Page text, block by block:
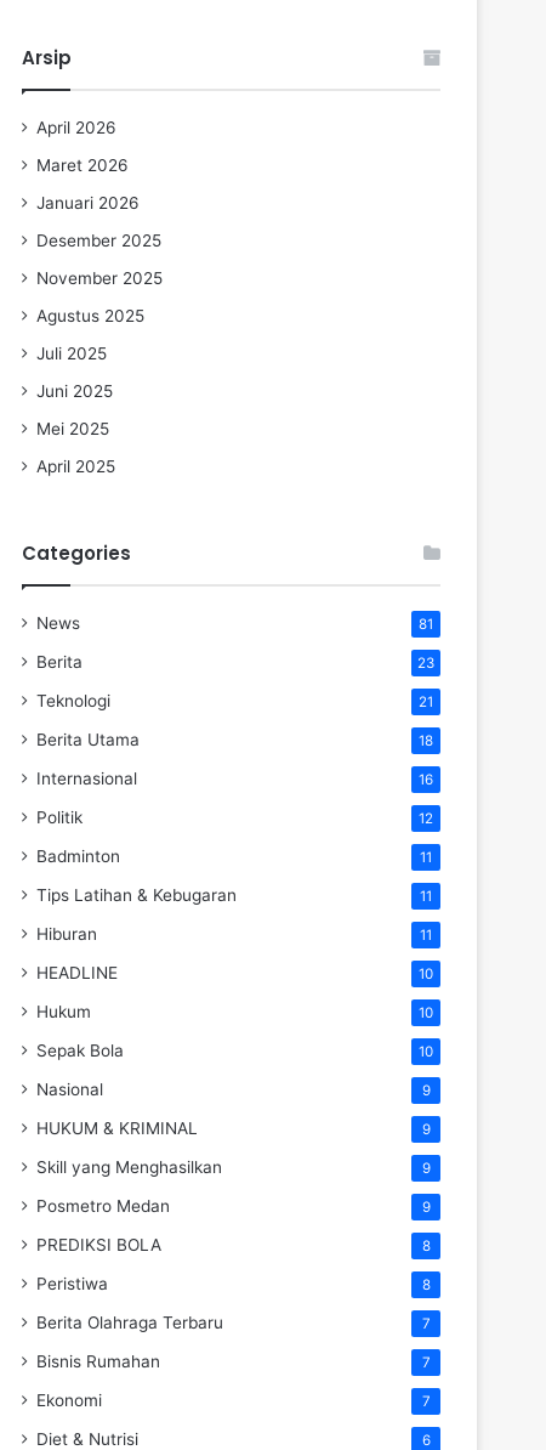
Arsip
April 2026
Maret 2026
Januari 2026
Desember 2025
November 2025
Agustus 2025
Juli 2025
Juni 2025
Mei 2025
April 2025
Categories
News 81
Berita 23
Teknologi 21
Berita Utama 18
Internasional 16
Politik 12
Badminton 11
Tips Latihan & Kebugaran 11
Hiburan 11
HEADLINE 10
Hukum 10
Sepak Bola 10
Nasional 9
HUKUM & KRIMINAL 9
Skill yang Menghasilkan 9
Posmetro Medan 9
PREDIKSI BOLA 8
Peristiwa 8
Berita Olahraga Terbaru 7
Bisnis Rumahan 7
Ekonomi 7
Diet & Nutrisi 6